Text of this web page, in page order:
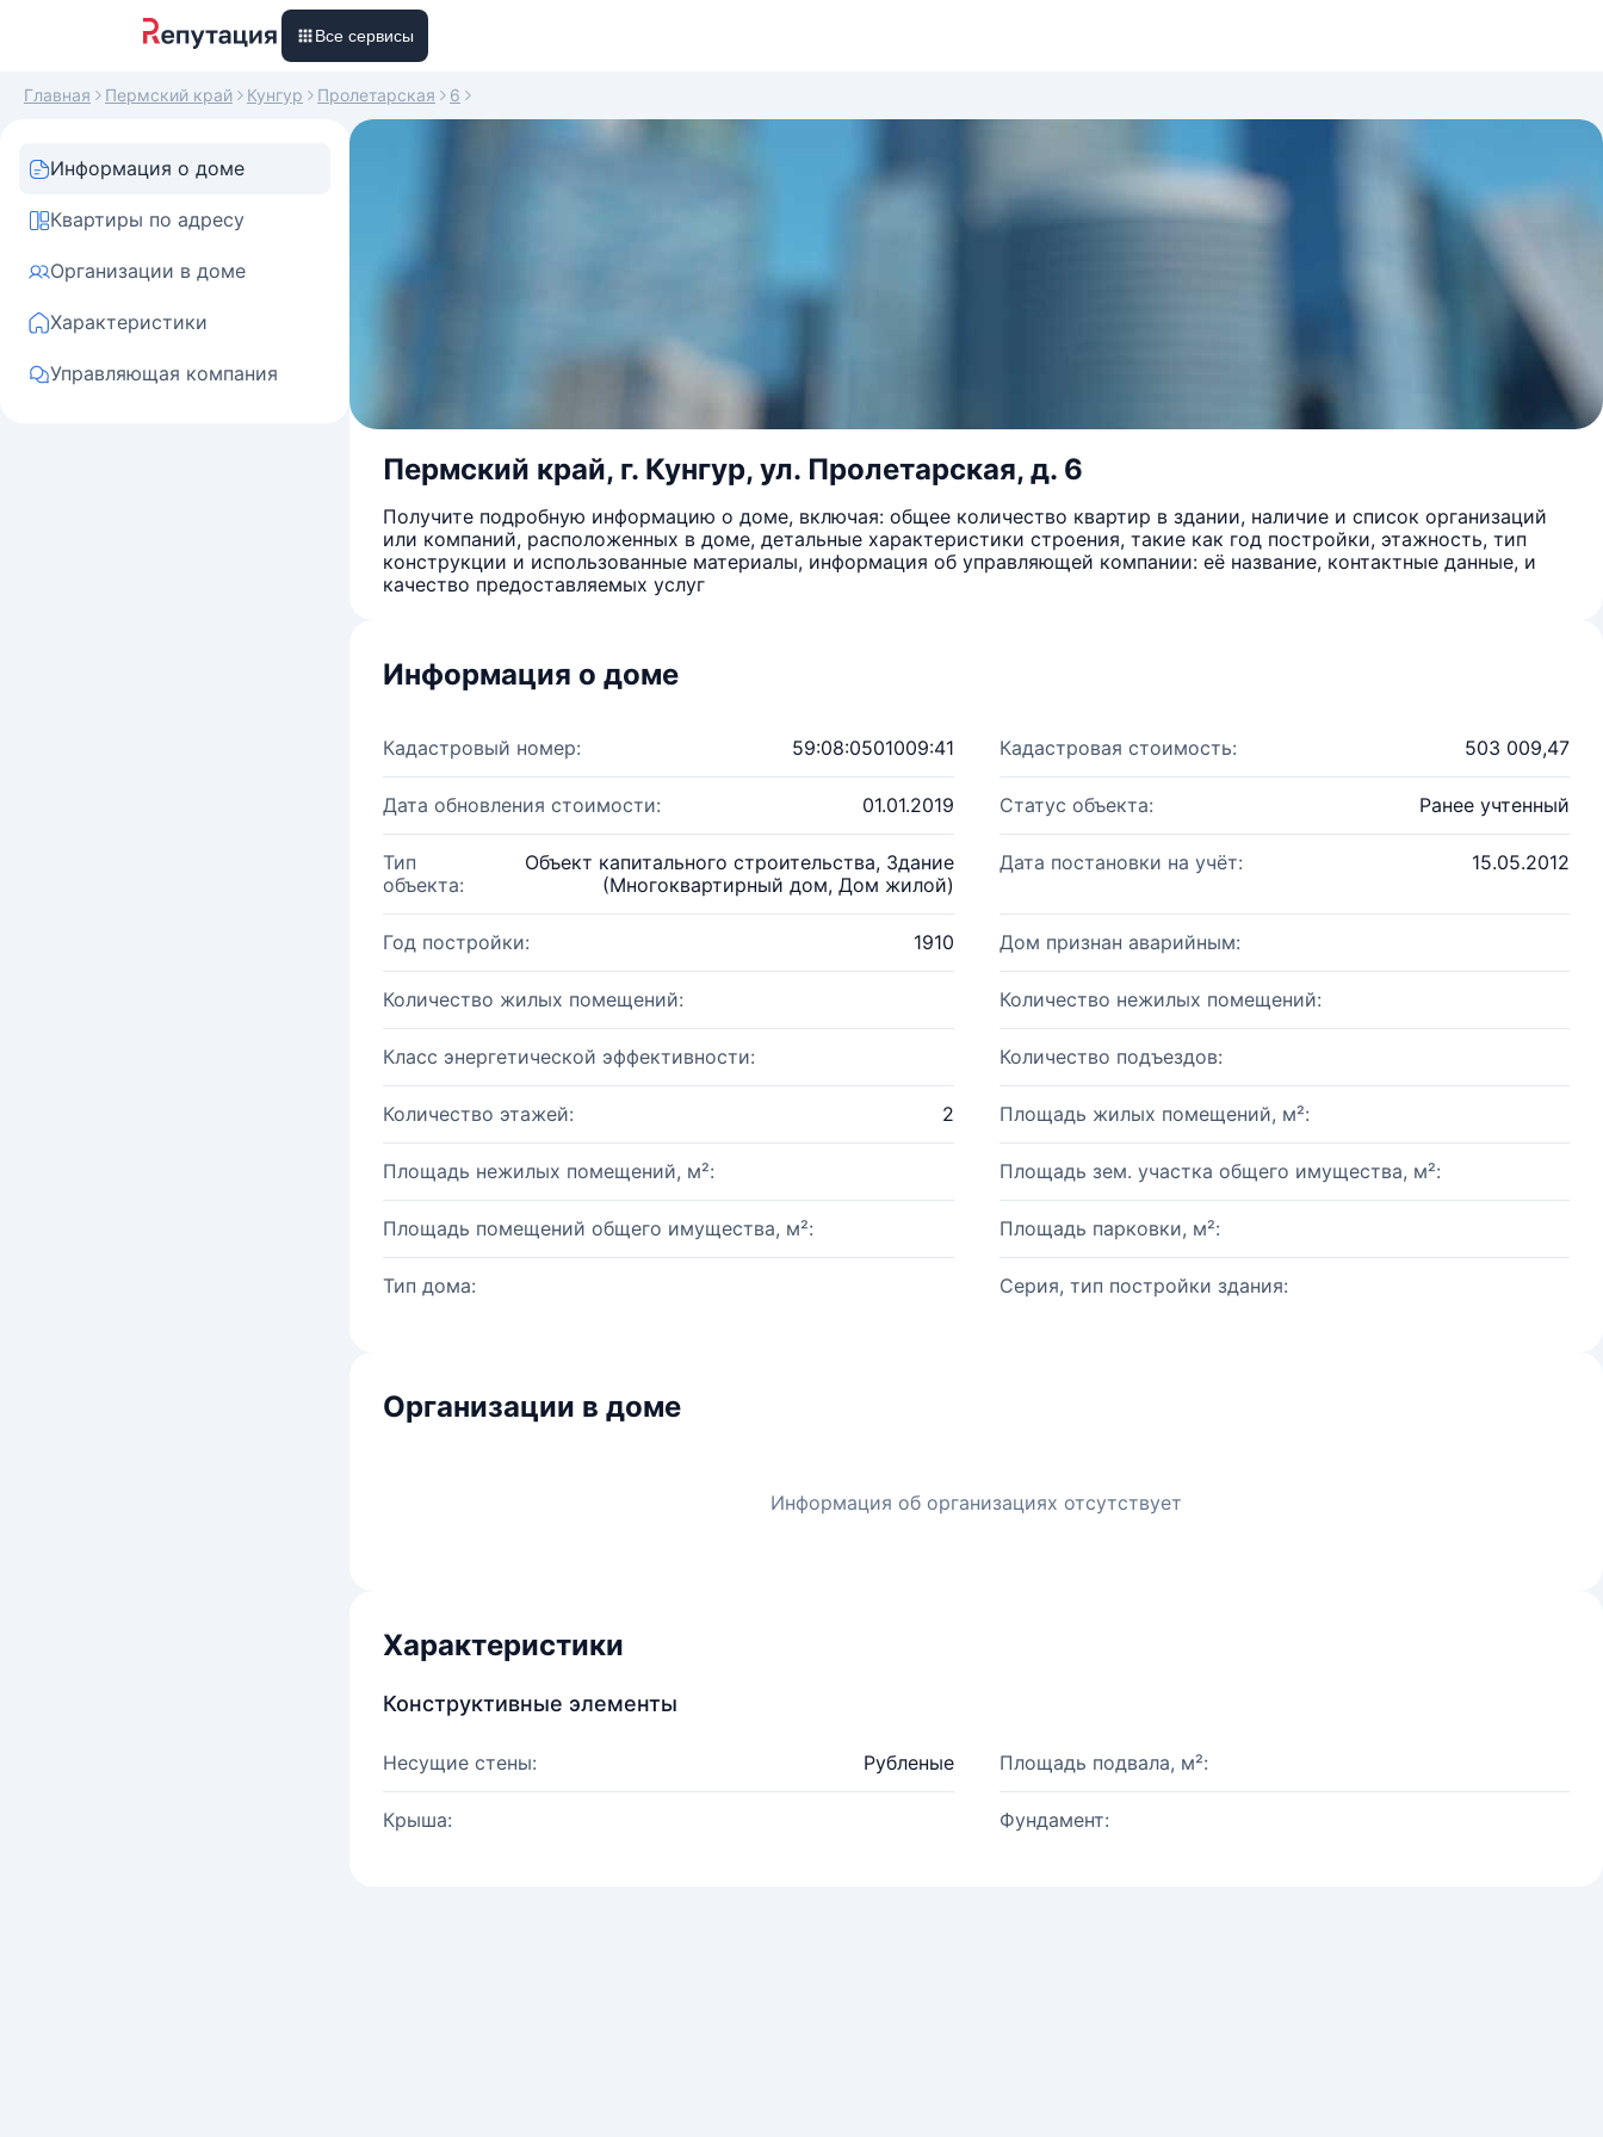
Все сервисы
Главная Пермский край Кунгур Пролетарская 6
Информация о доме
Квартиры по адресу
Организации в доме
Характеристики
Управляющая компания
Пермский край, г. Кунгур, ул. Пролетарская, д. 6
Получите подробную информацию о доме, включая: общее количество квартир в здании, наличие и список организаций
или компаний, расположенных в доме, детальные характеристики строения, такие как год постройки, этажность, тип
конструкции и использованные материалы, информация об управляющей компании: её название, контактные данные, и
качество предоставляемых услуг
Информация о доме
Кадастровый номер: 59:08:0501009:41 Кадастровая стоимость: 503 009,47
Дата обновления стоимости: 01.01.2019 Статус объекта: Ранее учтенный
Тип
объекта:
Объект капитального строительства, Здание
(Многоквартирный дом, Дом жилой)
Дата постановки на учёт: 15.05.2012
Год постройки: 1910 Дом признан аварийным:
Количество жилых помещений: Количество нежилых помещений:
Класс энергетической эффективности: Количество подъездов:
Количество этажей: 2 Площадь жилых помещений, м²:
Площадь нежилых помещений, м²: Площадь зем. участка общего имущества, м²:
Площадь помещений общего имущества, м²: Площадь парковки, м²:
Тип дома: Серия, тип постройки здания:
Организации в доме
Информация об организациях отсутствует
Характеристики
Конструктивные элементы
Несущие стены: Рубленые Площадь подвала, м²:
Крыша: Фундамент: